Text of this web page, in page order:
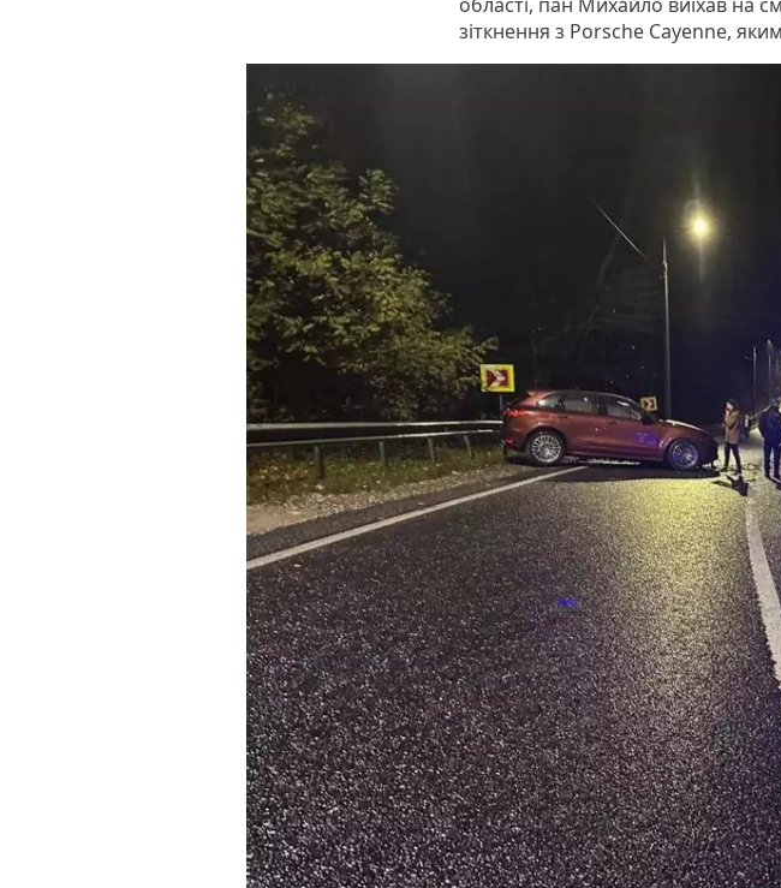
області, пан Михайло виїхав на
зіткнення з Porsche Cayenne,